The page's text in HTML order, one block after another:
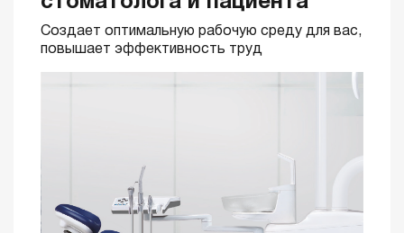
Создает оптимальную рабочую среду для вас,
повышает эффективность труд